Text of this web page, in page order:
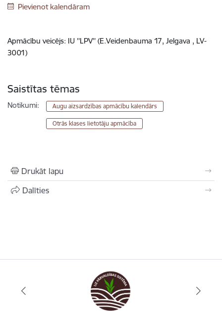
Pievienot kalendāram
Apmācību veicējs: IU ''LPV'' (E.Veidenbauma 17, Jelgava , LV-
3001)
Saistītas tēmas
Notikumi: Augu aizsardzības apmācību kalendārs
Otrās klases lietotāju apmācība
Drukāt lapu
Dalīties